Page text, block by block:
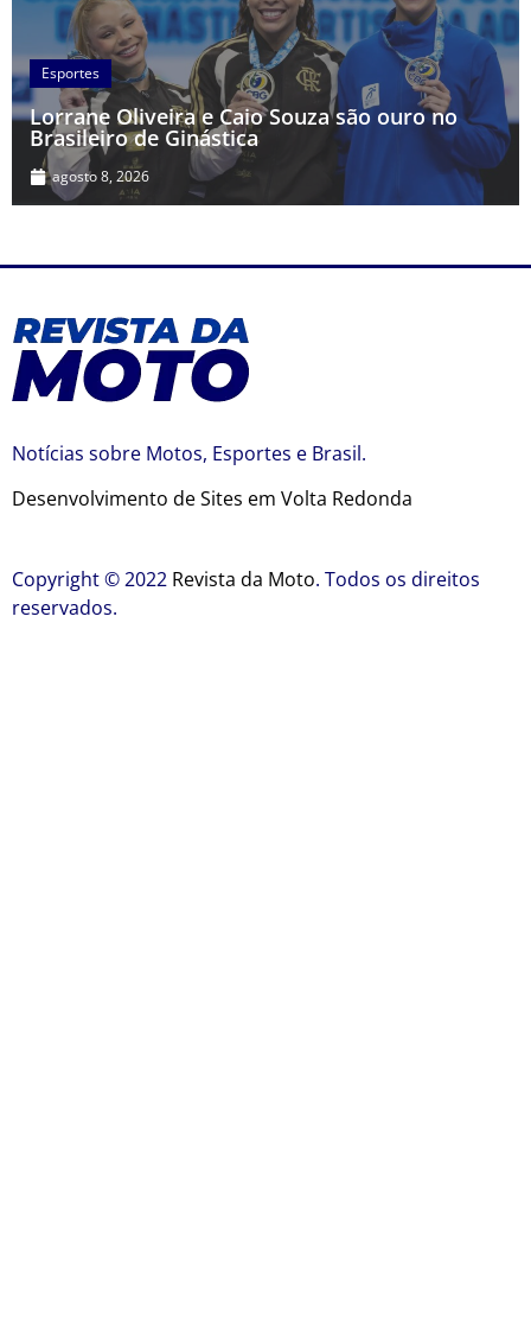
Esportes
Lorrane Oliveira e Caio Souza são ouro no
Brasileiro de Ginástica
agosto 8, 2026
Notícias sobre Motos, Esportes e Brasil.
Desenvolvimento de Sites em Volta Redonda
Copyright © 2022 Revista da Moto. Todos os direitos
reservados.